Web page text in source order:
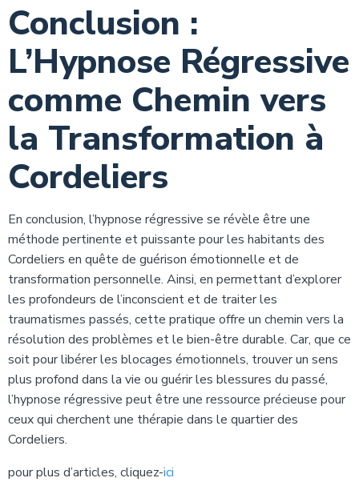
Conclusion :
L’Hypnose Régressive
comme Chemin vers
la Transformation à
Cordeliers
En conclusion, l’hypnose régressive se révèle être une
méthode pertinente et puissante pour les habitants des
Cordeliers en quête de guérison émotionnelle et de
transformation personnelle. Ainsi, en permettant d’explorer
les profondeurs de l’inconscient et de traiter les
traumatismes passés, cette pratique offre un chemin vers la
résolution des problèmes et le bien-être durable. Car, que ce
soit pour libérer les blocages émotionnels, trouver un sens
plus profond dans la vie ou guérir les blessures du passé,
l’hypnose régressive peut être une ressource précieuse pour
ceux qui cherchent une thérapie dans le quartier des
Cordeliers.
pour plus d’articles, cliquez-ici